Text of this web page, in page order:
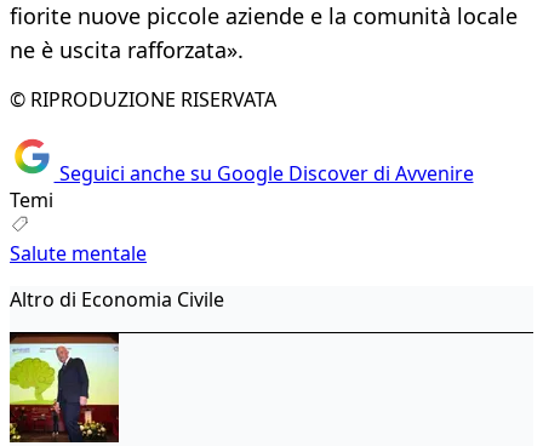
fiorite nuove piccole aziende e la comunità locale
ne è uscita rafforzata».
© RIPRODUZIONE RISERVATA
Seguici anche su Google Discover di Avvenire
Temi
Salute mentale
Altro di Economia Civile